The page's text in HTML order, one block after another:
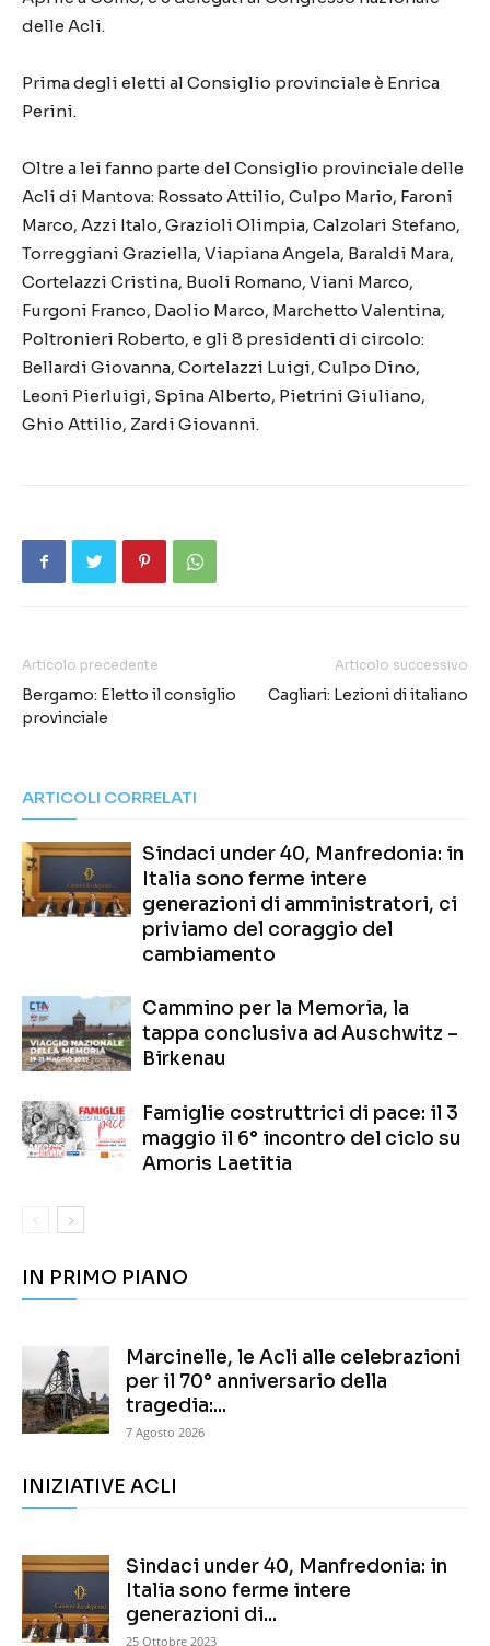
delle Acli.
Prima degli eletti al Consiglio provinciale è Enrica
Perini.
Oltre a lei fanno parte del Consiglio provinciale delle
Acli di Mantova: Rossato Attilio, Culpo Mario, Faroni
Marco, Azzi Italo, Grazioli Olimpia, Calzolari Stefano,
Torreggiani Graziella, Viapiana Angela, Baraldi Mara,
Cortelazzi Cristina, Buoli Romano, Viani Marco,
Furgoni Franco, Daolio Marco, Marchetto Valentina,
Poltronieri Roberto, e gli 8 presidenti di circolo:
Bellardi Giovanna, Cortelazzi Luigi, Culpo Dino,
Leoni Pierluigi, Spina Alberto, Pietrini Giuliano,
Ghio Attilio, Zardi Giovanni.
Articolo precedente
Bergamo: Eletto il consiglio
provinciale
Articolo successivo
Cagliari: Lezioni di italiano
ARTICOLI CORRELATI
Sindaci under 40, Manfredonia: in
Italia sono ferme intere
generazioni di amministratori, ci
priviamo del coraggio del
cambiamento
Cammino per la Memoria, la
tappa conclusiva ad Auschwitz –
Birkenau
Famiglie costruttrici di pace: il 3
maggio il 6° incontro del ciclo su
Amoris Laetitia
IN PRIMO PIANO
Marcinelle, le Acli alle celebrazioni
per il 70° anniversario della
tragedia:...
7 Agosto 2026
INIZIATIVE ACLI
Sindaci under 40, Manfredonia: in
Italia sono ferme intere
generazioni di...
25 Ottobre 2023